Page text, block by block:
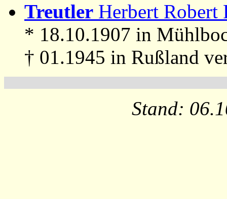
Treutler Herbert
* 18.10.1907 in
† 01.1945 in Rußland
Stand: